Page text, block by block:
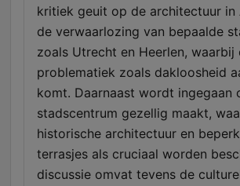
kritiek geuit op de architectuur in
de verwaarlozing van bepaalde
zoals Utrecht en Heerlen, waarbij
problematiek zoals dakloosheid
komt. Daarnaast wordt ingegaan
stadscentrum gezellig maakt,
historische architectuur en
terrasjes als cruciaal worden
discussie omvat tevens de